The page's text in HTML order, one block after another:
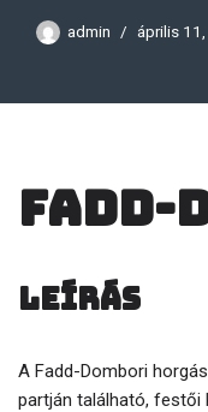
admin április
Fadd-
Leírás
A Fadd-Dombori
partján található, festői